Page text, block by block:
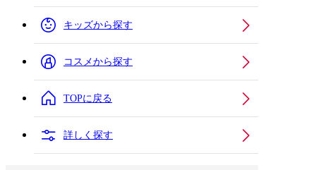
キッズから探す
コスメから探す
TOPに戻る
詳しく探す